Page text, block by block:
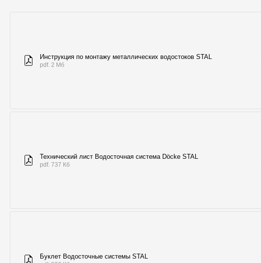
Инструкция по монтажу металлических водостоков STAL
pdf. 2 Мб
Технический лист Водосточная система Döcke STAL
pdf. 737 Кб
Буклет Водосточные системы STAL